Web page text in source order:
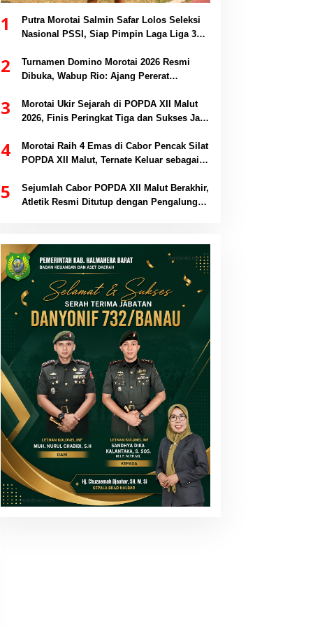
1
Putra Morotai Salmin Safar Lolos Seleksi
Nasional PSSI, Siap Pimpin Laga Liga 3
2
Turnamen Domino Morotai 2026 Resmi
Dibuka, Wabup Rio: Ajang Pererat
3
Morotai Ukir Sejarah di POPDA XII Malut
2026, Finis Peringkat Tiga dan Sukses Jadi
4
Morotai Raih 4 Emas di Cabor Pencak Silat
POPDA XII Malut, Ternate Keluar sebagai
5
Sejumlah Cabor POPDA XII Malut Berakhir,
Atletik Resmi Ditutup dengan Pengalungan